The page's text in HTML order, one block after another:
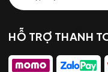
HỖ TRỢ THANH